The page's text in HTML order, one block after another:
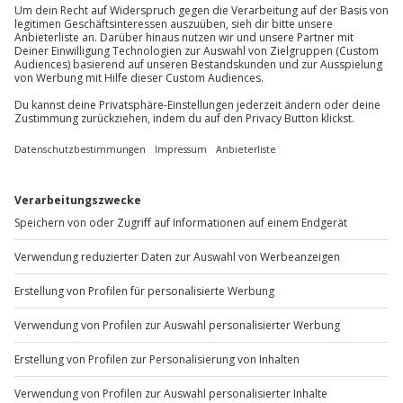
außer an bundesweiten Feiertagen:
Mo-Fr: 8-20 Uhr | Sa: 10-16 Uhr
Du möchtest als Firma bestellen?
Sichere Dir attraktive Firmenkunden Vorteile.
Mo-Fr: 9-17 Uhr
b2b@jochen-schweizer.de
www.b2b.jochen-schweizer.de/
Artikelnummer:48687